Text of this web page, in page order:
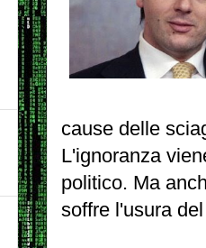
cause delle
L'ignoranza
politico. Ma
soffre l'usura